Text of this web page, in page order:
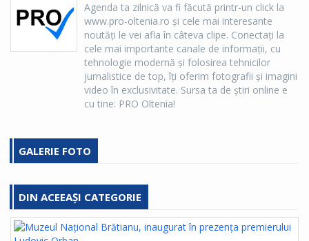
Agenda ta zilnică va fi făcută printr-un click la
www.pro-oltenia.ro şi cele mai interesante
noutăţi le vei afla în câteva clipe. Conectaţi la
cele mai importante canale de informaţii, cu
tehnologie modernă şi folosirea tehnicilor
jurnalistice de top, îţi oferim fotografii şi imagini
video în exclusivitate. Sursa ta de ştiri online e
cu tine: PRO Oltenia!
GALERIE FOTO
DIN ACEEAȘI CATEGORIE